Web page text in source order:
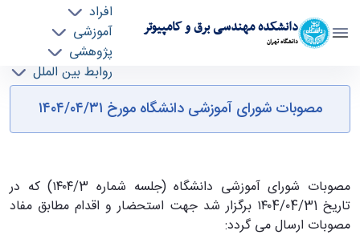
دانشکده مهندسی برق و کامپیوتر
دانشگاه تهران
افراد
آموزشی
پژوهشی
روابط بین الملل
خدمات
جذب نیرو
مصوبات جدید شورای آموزشی دانشگاه "مورخ
۱۴۰۴/۰۴/۳۱" - ece- دانشکده مهندسی برق و
کامپیوتر
مصوبات شورای آموزشی دانشگاه مورخ ۱۴۰۴/۰۴/۳۱
مصوبات شورای آموزشی دانشگاه (جلسه شماره ۱۴۰۴/3) که در
تاریخ ۱۴۰4/۰4/31 برگزار شد جهت استحضار و اقدام مطابق مفاد
مصوبات ارسال می گردد: